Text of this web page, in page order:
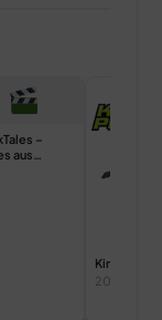
–
aus
Kim
2002